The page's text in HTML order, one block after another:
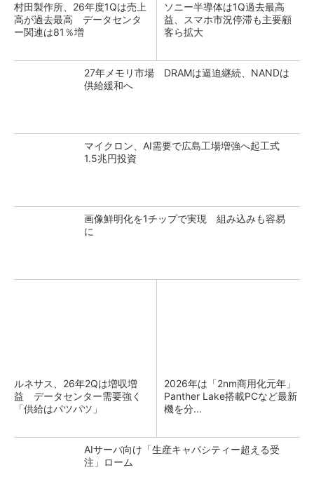
村田製作所、26年度1Qは売上
高が過去最高 データセンタ
ー関連は81％増
ソニー半導体は1Q過去最高
益、スマホ市況停滞も主要顧
客ら拡大
27年メモリ市場 DRAMは逼迫継続、NANDは
供給緩和へ
マイクロン、AI需要で広島工場増強へ起工式
1.5兆円投資
画像鮮明化を1チップで実現 組み込みも容易
に
ルネサス、26年2Qは増収増
益 データセンター需要強く
「供給はパツパツ」
2026年は「2nm商用化元年」
Panther Lake搭載PCなど最新
機を分...
AIサーバ向け「生産キャパシティー超える受
注」ローム